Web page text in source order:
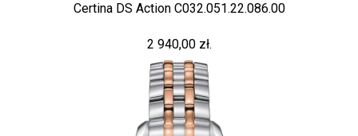
Certina DS Action C032.051.22.086.00
2 940,00 zł.